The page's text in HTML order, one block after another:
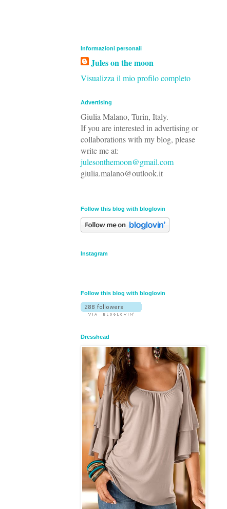
Informazioni personali
Jules on the moon
Visualizza il mio profilo completo
Advertising
Giulia Malano, Turin, Italy.
If you are interested in advertising or
collaborations with my blog, please
write me at:
julesonthemoon@gmail.com
giulia.malano@outlook.it
Follow this blog with bloglovin
Instagram
Follow this blog with bloglovin
Dresshead